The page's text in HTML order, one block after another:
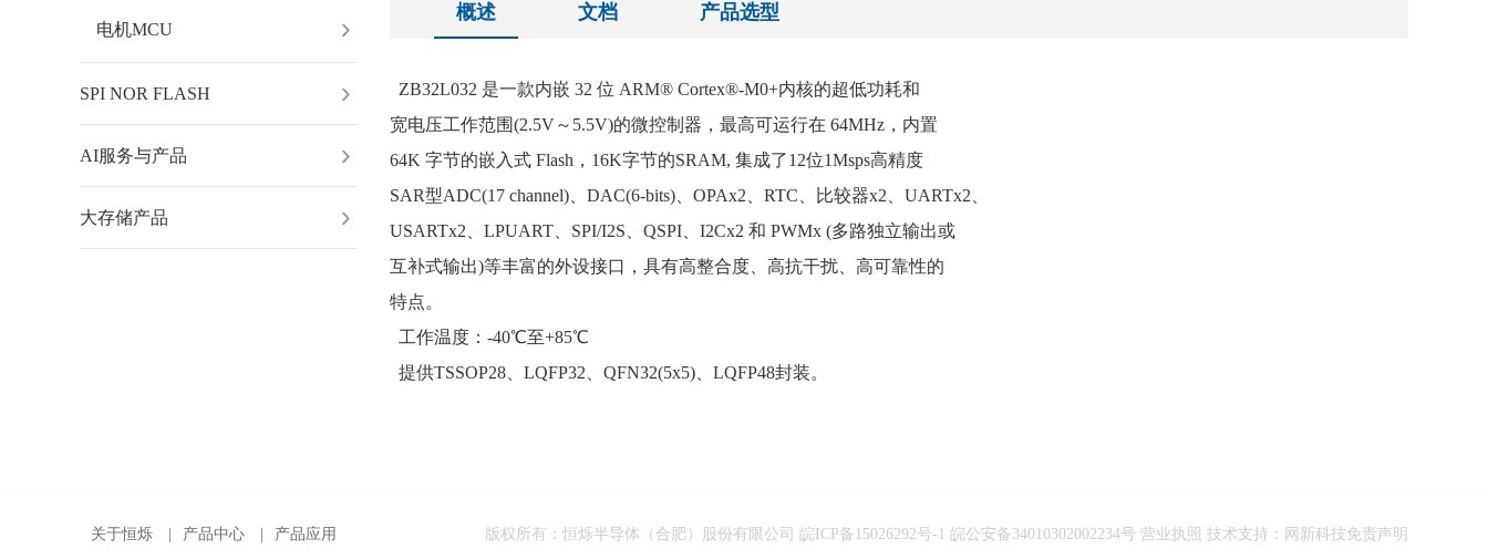
电机MCU
SPI NOR FLASH
AI服务与产品
大存储产品
概述 文档 产品选型
ZB32L032 是一款内嵌 32 位 ARM® Cortex®-M0+内核的超低功耗和
宽电压工作范围(2.5V～5.5V)的微控制器，最高可运行在 64MHz，内置
64K 字节的嵌入式 Flash，16K字节的SRAM, 集成了12位1Msps高精度
SAR型ADC(17 channel)、DAC(6-bits)、OPAx2、RTC、比较器x2、UARTx2、
USARTx2、LPUART、SPI/I2S、QSPI、I2Cx2 和 PWMx (多路独立输出或
互补式输出)等丰富的外设接口，具有高整合度、高抗干扰、高可靠性的
特点。
工作温度：-40℃至+85℃
提供TSSOP28、LQFP32、QFN32(5x5)、LQFP48封装。
关于恒烁 产品中心 产品应用 版权所有：恒烁半导体（合肥）股份有限公司 皖ICP备15026292号-1 皖公安备34010302002234号 营业执照 技术支持： 网新科技免责声明